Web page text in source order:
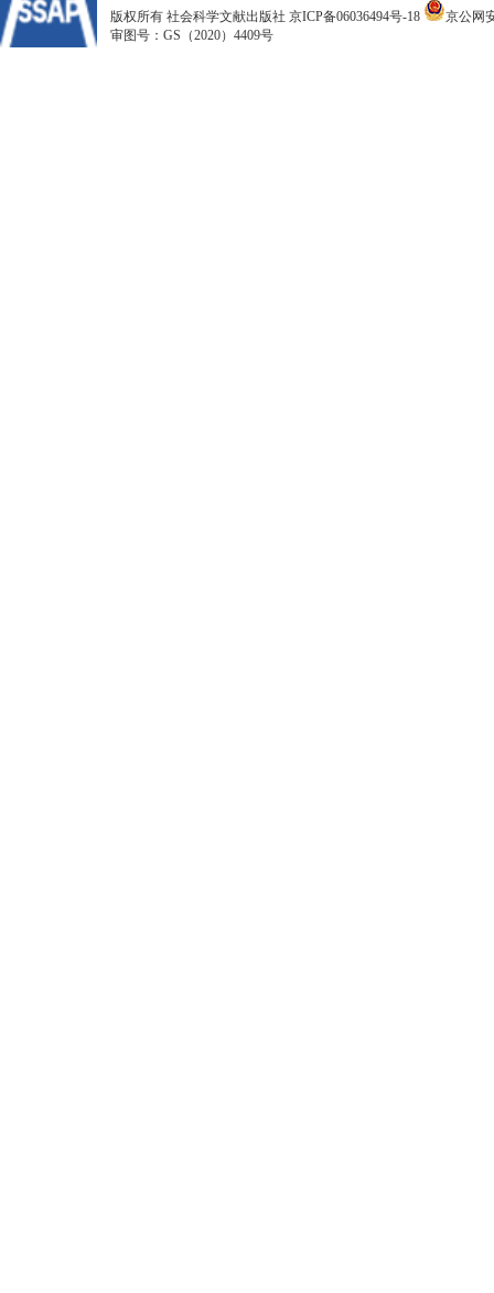
版权所有 社会科学文献出版社 京ICP备06036494号-18
京公网
审图号：GS（2020）4409号